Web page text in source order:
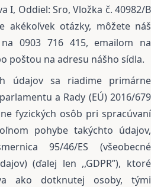
I, Oddiel: Sro, Vložka č. 40982/B
akékoľvek otázky, môžete náš
0903 716 415, emailom na
poštou na adresu nášho sídla.
údajov sa riadime primárne
a Rady (EÚ) 2016/679
fyzických osôb pri spracúvaní
pohybe takýchto údajov,
95/46/ES (všeobecné
(ďalej len ,,GDPR”), ktoré
ako dotknutej osoby, tými